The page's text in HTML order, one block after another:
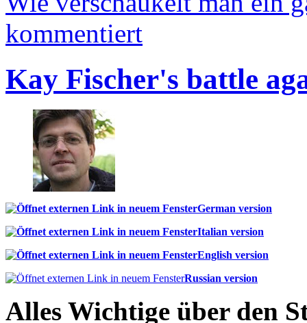
kommentiert
Kay Fischer's battle
German version
Italian version
English version
Russian version
Alles Wichtige über den